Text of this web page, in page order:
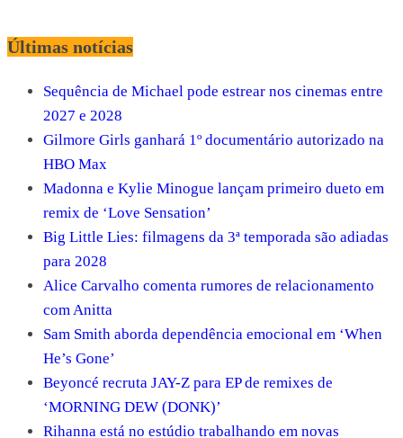
Últimas notícias
Sequência de Michael pode estrear nos cinemas entre
2027 e 2028
Gilmore Girls ganhará 1º documentário autorizado na
HBO Max
Madonna e Kylie Minogue lançam primeiro dueto em
remix de ‘Love Sensation’
Big Little Lies: filmagens da 3ª temporada são adiadas
para 2028
Alice Carvalho comenta rumores de relacionamento
com Anitta
Sam Smith aborda dependência emocional em ‘When
He’s Gone’
Beyoncé recruta JAY-Z para EP de remixes de
‘MORNING DEW (DONK)’
Rihanna está no estúdio trabalhando em novas